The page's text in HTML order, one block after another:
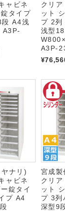
ャビネ
タイプ
A4浅
A3P-
クリア
ット
プ 2
浅型
A3P-
ヤナリ)
ャビネ
錠タイ
プ A4
宮成
クリア
ット
プ 3列
深型9